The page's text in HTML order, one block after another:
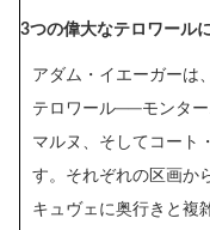
3つの偉大なテロワール
アダム・イエーガーは
テロワール──モンター
マルヌ、そしてコート
す。それぞれの区画か
キュヴェに奥行きと複